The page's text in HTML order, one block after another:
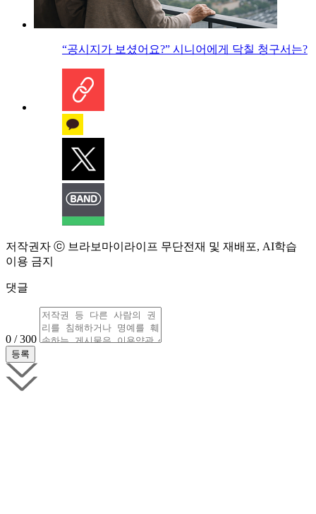
“공시지가 보셨어요?” 시니어에게 닥칠 청구서는?
저작권자 ⓒ 브라보마이라이프 무단전재 및 재배포, AI학습
이용 금지
댓글
0 / 300